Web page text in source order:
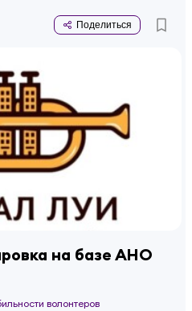
Поделиться
на базе АНО
волонтеров